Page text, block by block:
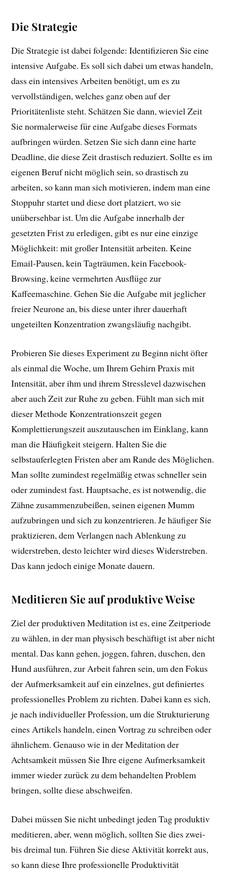
Die Strategie
Die Strategie ist dabei folgende: Identifizieren Sie eine
intensive Aufgabe. Es soll sich dabei um etwas handeln,
dass ein intensives Arbeiten benötigt, um es zu
vervollständigen, welches ganz oben auf der
Prioritätenliste steht. Schätzen Sie dann, wieviel Zeit
Sie normalerweise für eine Aufgabe dieses Formats
aufbringen würden. Setzen Sie sich dann eine harte
Deadline, die diese Zeit drastisch reduziert. Sollte es im
eigenen Beruf nicht möglich sein, so drastisch zu
arbeiten, so kann man sich motivieren, indem man eine
Stoppuhr startet und diese dort platziert, wo sie
unübersehbar ist. Um die Aufgabe innerhalb der
gesetzten Frist zu erledigen, gibt es nur eine einzige
Möglichkeit: mit großer Intensität arbeiten. Keine
Email-Pausen, kein Tagträumen, kein Facebook-
Browsing, keine vermehrten Ausflüge zur
Kaffeemaschine. Gehen Sie die Aufgabe mit jeglicher
freier Neurone an, bis diese unter ihrer dauerhaft
ungeteilten Konzentration zwangsläufig nachgibt.
Probieren Sie dieses Experiment zu Beginn nicht öfter
als einmal die Woche, um Ihrem Gehirn Praxis mit
Intensität, aber ihm und ihrem Stresslevel dazwischen
aber auch Zeit zur Ruhe zu geben. Fühlt man sich mit
dieser Methode Konzentrationszeit gegen
Komplettierungszeit auszutauschen im Einklang, kann
man die Häufigkeit steigern. Halten Sie die
selbstauferlegten Fristen aber am Rande des Möglichen.
Man sollte zumindest regelmäßig etwas schneller sein
oder zumindest fast. Hauptsache, es ist notwendig, die
Zähne zusammenzubeißen, seinen eigenen Mumm
aufzubringen und sich zu konzentrieren. Je häufiger Sie
praktizieren, dem Verlangen nach Ablenkung zu
widerstreben, desto leichter wird dieses Widerstreben.
Das kann jedoch einige Monate dauern.
Meditieren Sie auf produktive Weise
Ziel der produktiven Meditation ist es, eine Zeitperiode
zu wählen, in der man physisch beschäftigt ist aber nicht
mental. Das kann gehen, joggen, fahren, duschen, den
Hund ausführen, zur Arbeit fahren sein, um den Fokus
der Aufmerksamkeit auf ein einzelnes, gut definiertes
professionelles Problem zu richten. Dabei kann es sich,
je nach individueller Profession, um die Strukturierung
eines Artikels handeln, einen Vortrag zu schreiben oder
ähnlichem. Genauso wie in der Meditation der
Achtsamkeit müssen Sie Ihre eigene Aufmerksamkeit
immer wieder zurück zu dem behandelten Problem
bringen, sollte diese abschweifen.
Dabei müssen Sie nicht unbedingt jeden Tag produktiv
meditieren, aber, wenn möglich, sollten Sie dies zwei-
bis dreimal tun. Führen Sie diese Aktivität korrekt aus,
so kann diese Ihre professionelle Produktivität